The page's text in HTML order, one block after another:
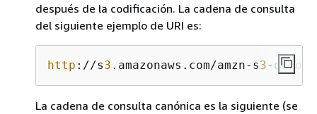
después de la codificación. La cadena de consulta
del siguiente ejemplo de URI es:
http ://s3 .amazonaws.com/amzn-s3-demo-
La cadena de consulta canónica es la siguiente (se